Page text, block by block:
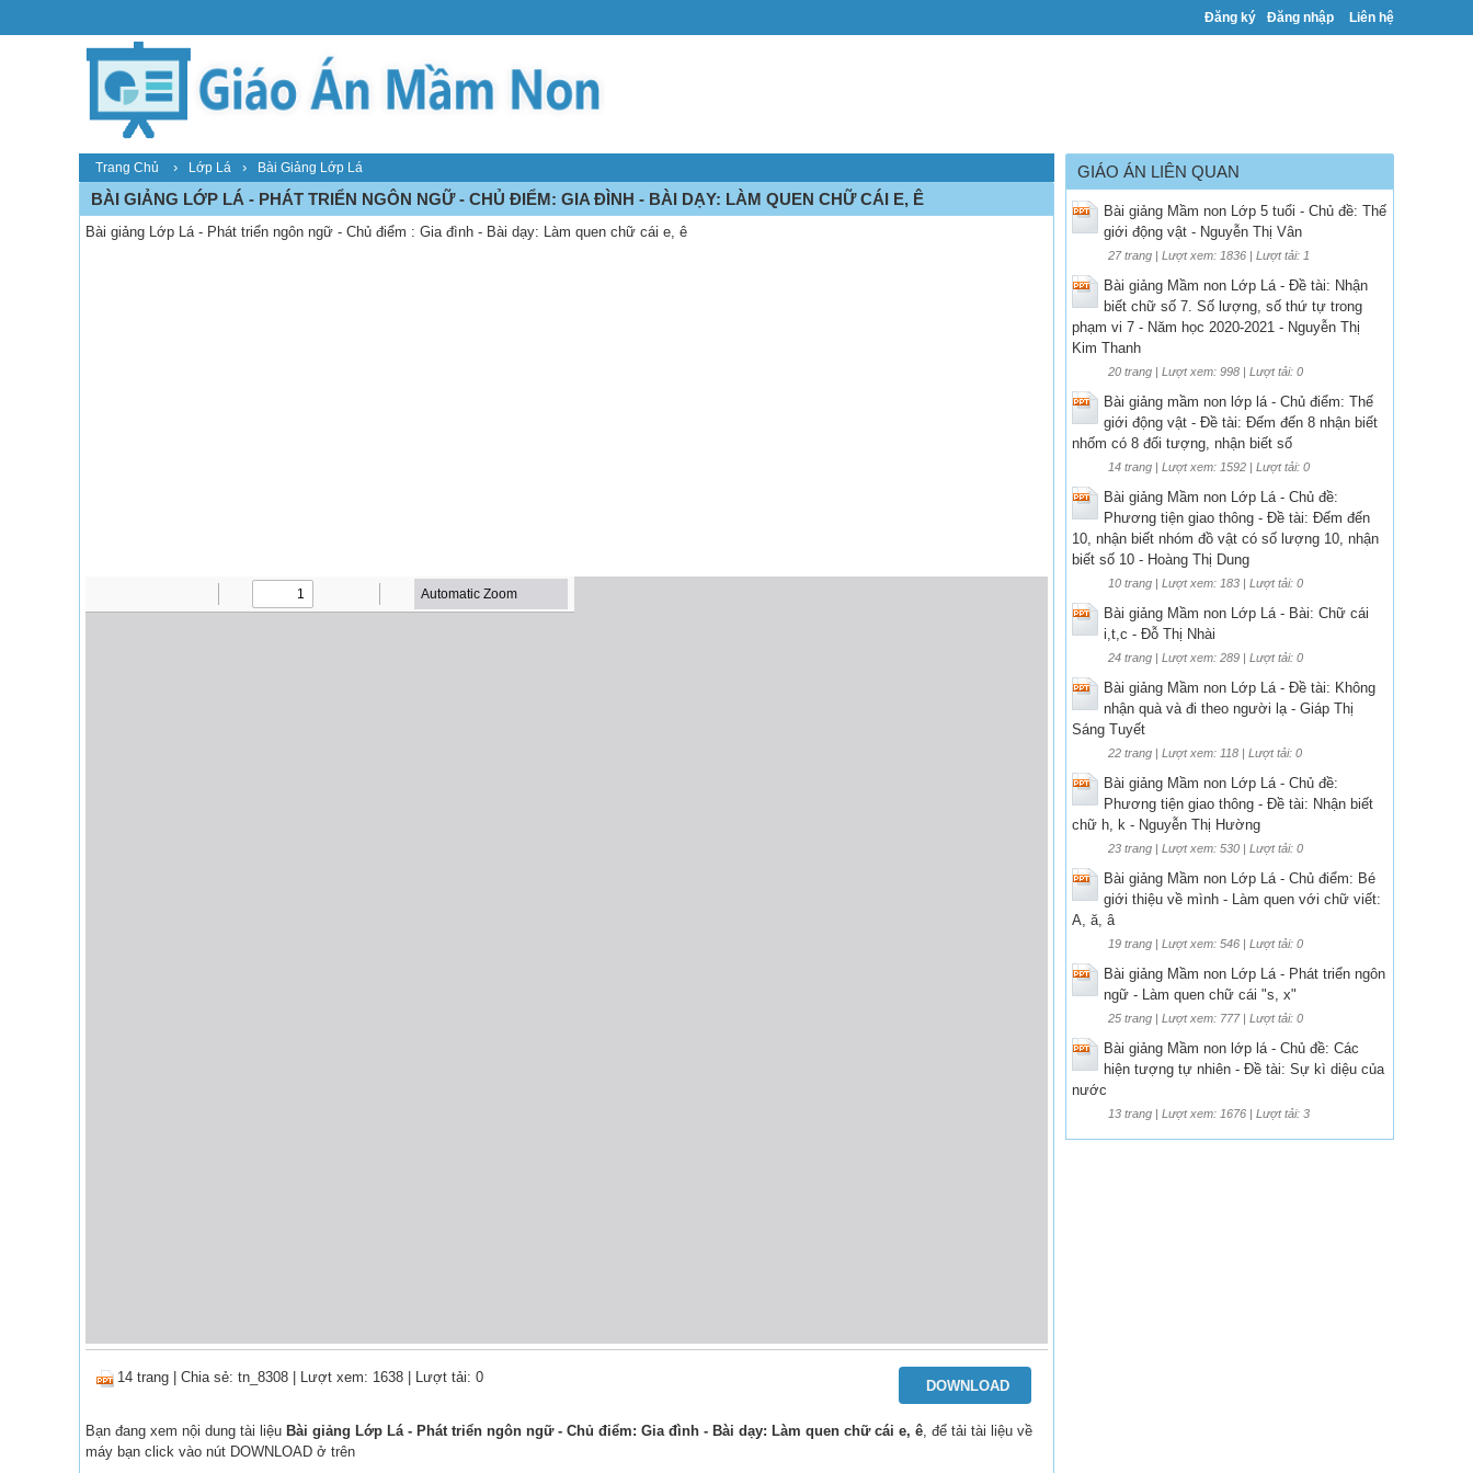
Đăng ký Đăng nhập Liên hệ
Trang Chủ › Lớp Lá › Bài Giảng Lớp Lá
BÀI GIẢNG LỚP LÁ - PHÁT TRIỂN NGÔN NGỮ - CHỦ ĐIỂM: GIA ĐÌNH - BÀI DẠY: LÀM QUEN CHỮ CÁI E, Ê
Bài giảng Lớp Lá - Phát triển ngôn ngữ - Chủ điểm : Gia đình - Bài dạy: Làm quen chữ cái e, ê
14 trang Chia sẻ: tn_8308 | Lượt xem: 1638 | Lượt tải: 0
DOWNLOAD
Bạn đang xem nội dung tài liệu Bài giảng Lớp Lá - Phát triển ngôn ngữ - Chủ điểm: Gia đình - Bài dạy: Làm quen chữ cái e, ê , để tải tài liệu về
máy bạn click vào nút DOWNLOAD ở trên
GIÁO ÁN LIÊN QUAN
Bài giảng Mầm non Lớp 5 tuổi - Chủ đề: Thế
giới động vật - Nguyễn Thị Vân
27 trang | Lượt xem: 1836 | Lượt tải: 1
Bài giảng Mầm non Lớp Lá - Đề tài: Nhận
biết chữ số 7. Số lượng, số thứ tự trong
phạm vi 7 - Năm học 2020-2021 - Nguyễn Thị
Kim Thanh
20 trang | Lượt xem: 998 | Lượt tải: 0
Bài giảng mầm non lớp lá - Chủ điểm: Thế
giới động vật - Đề tài: Đếm đến 8 nhận biết
nhốm có 8 đối tượng, nhận biết số
14 trang | Lượt xem: 1592 | Lượt tải: 0
Bài giảng Mầm non Lớp Lá - Chủ đề:
Phương tiện giao thông - Đề tài: Đếm đến
10, nhận biết nhóm đồ vật có số lượng 10, nhận
biết số 10 - Hoàng Thị Dung
10 trang | Lượt xem: 183 | Lượt tải: 0
Bài giảng Mầm non Lớp Lá - Bài: Chữ cái
i,t,c - Đỗ Thị Nhài
24 trang | Lượt xem: 289 | Lượt tải: 0
Bài giảng Mầm non Lớp Lá - Đề tài: Không
nhận quà và đi theo người lạ - Giáp Thị
Sáng Tuyết
22 trang | Lượt xem: 118 | Lượt tải: 0
Bài giảng Mầm non Lớp Lá - Chủ đề:
Phương tiện giao thông - Đề tài: Nhận biết
chữ h, k - Nguyễn Thị Hường
23 trang | Lượt xem: 530 | Lượt tải: 0
Bài giảng Mầm non Lớp Lá - Chủ điểm: Bé
giới thiệu về mình - Làm quen với chữ viết:
A, ă, â
19 trang | Lượt xem: 546 | Lượt tải: 0
Bài giảng Mầm non Lớp Lá - Phát triển ngôn
ngữ - Làm quen chữ cái "s, x"
25 trang | Lượt xem: 777 | Lượt tải: 0
Bài giảng Mầm non lớp lá - Chủ đề: Các
hiện tượng tự nhiên - Đề tài: Sự kì diệu của
nước
13 trang | Lượt xem: 1676 | Lượt tải: 3